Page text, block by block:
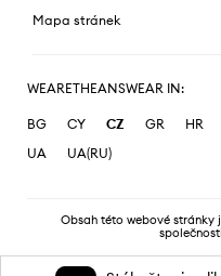
Mapa stránek
WEARETHEANSWEAR IN:
BG CY CZ GR HR
UA
UA(RU)
Obsah této webové stránky